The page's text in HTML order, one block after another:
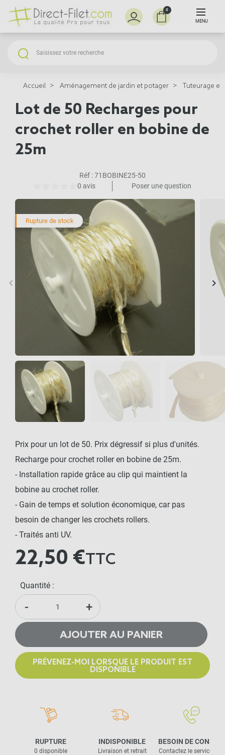
0
MENU
Accueil Aménagement de jardin et potager Tuteurage et
Lot de 50 Recharges pour
crochet roller en bobine de
25m
Réf :71BOBINE25-50
0 avis
Poser une question
Rupture de stock
Précédent
keyboard_arrow_left keyboard_arrow_right
Prix pour un lot de 50. Prix dégressif si plus d'unités.
Recharge pour crochet roller en bobine de 25m.
- Installation rapide grâce au clip qui maintient la
bobine au crochet roller.
- Gain de temps et solution économique, car pas
besoin de changer les crochets rollers.
- Traités anti UV.
22,50 €TTC
Quantité :
- +
AJOUTER AU PANIER
PRÉVENEZ-MOI LORSQUE LE PRODUIT EST
DISPONIBLE
RUPTURE
0 disponible
INDISPONIBLE
Livraison et retrait
BESOIN DE CONSEIL
Contactez le service